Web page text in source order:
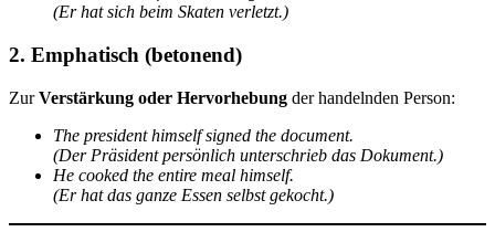
(Er hat sich beim Skaten verletzt.)
2. Emphatisch (betonend)
ZurVerstärkung oder Hervorhebung der handelnden Person:
The president himself signed the document.
(Der Präsident persönlich unterschrieb das Dokument.)
He cooked the entire meal himself.
(Er hat das ganze Essen selbst gekocht.)